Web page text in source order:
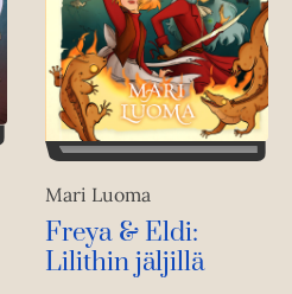
Mari Luoma
Freya & Eldi:
Lilithin jäljillä